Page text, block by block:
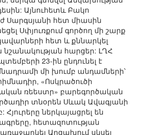
Այնուհետև Բակո
Սարգսյանի հետ միասին
Սփյուռքում գործող մի շարք
հետ և քննարկել
հարցեր: ԼՂՀ
23-ին ընդունել է
մի խումբ անդամների՝
«Ոսկրածուծի
ռեեստր» բարեգործական
տնօրեն Սևակ Ավագյանի
Հյուրերը ներկայացրել են
հետազոտության
Արցախում սկսել